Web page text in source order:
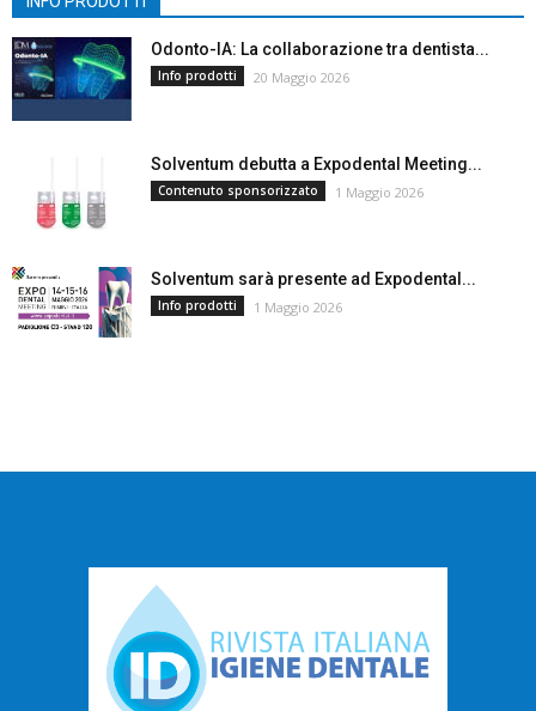
Odonto-IA: La collaborazione tra dentista...
Info prodotti 20 Maggio 2026
Solventum debutta a Expodental Meeting...
Contenuto sponsorizzato 1 Maggio 2026
Solventum sarà presente ad Expodental...
Info prodotti 1 Maggio 2026